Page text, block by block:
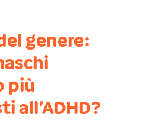
genere:
più
all’ADHD?